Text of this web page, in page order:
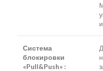
Система
блокировки
«Pull&Push» :